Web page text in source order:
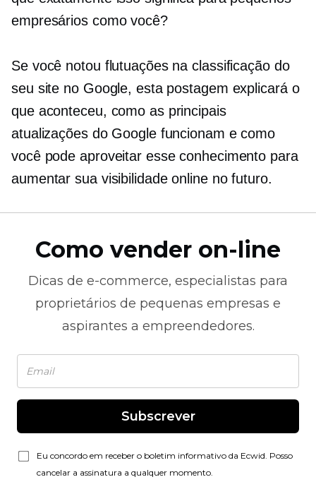
empresários como você?
Se você notou flutuações na classificação do
seu site no Google, esta postagem explicará o
que aconteceu, como as principais
atualizações do Google funcionam e como
você pode aproveitar esse conhecimento para
aumentar sua visibilidade online no futuro.
Como vender on-line
Dicas de e-commerce, especialistas para
proprietários de pequenas empresas e
aspirantes a empreendedores.
Subscrever
Eu concordo em receber o boletim informativo da Ecwid. Posso
cancelar a assinatura a qualquer momento.